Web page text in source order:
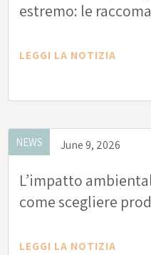
estremo: le
LEGGI LA NOTIZIA
NEWS June 9, 2026
L’impatto
come scegliere
LEGGI LA NOTIZIA